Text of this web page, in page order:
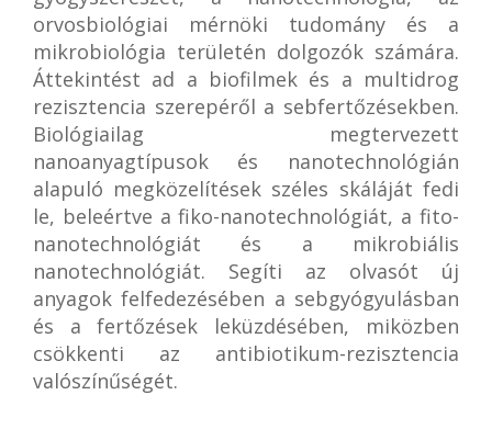
orvosbiológiai mérnöki tudomány és a
mikrobiológia területén dolgozók számára.
Áttekintést ad a biofilmek és a multidrog
rezisztencia szerepéről a sebfertőzésekben.
Biológiailag megtervezett
nanoanyagtípusok és nanotechnológián
alapuló megközelítések széles skáláját fedi
le, beleértve a fiko-nanotechnológiát, a fito-
nanotechnológiát és a mikrobiális
nanotechnológiát. Segíti az olvasót új
anyagok felfedezésében a sebgyógyulásban
és a fertőzések leküzdésében, miközben
csökkenti az antibiotikum-rezisztencia
valószínűségét.